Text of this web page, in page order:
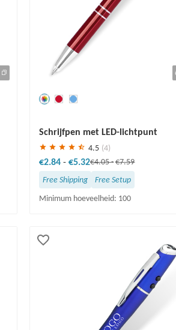
Schrijfpen met LED-lichtpunt
4.5 (4)
€2.84- €5.32€4.05-€7.59
Free Shipping
Free Setup
Minimum hoeveelheid: 100